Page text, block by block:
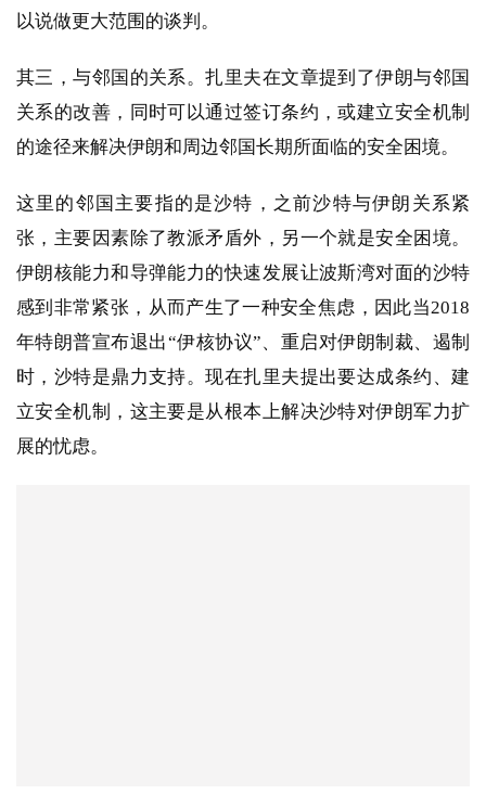
以说做更大范围的谈判。
其三，与邻国的关系。扎里夫在文章提到了伊朗与邻国
关系的改善，同时可以通过签订条约，或建立安全机制
的途径来解决伊朗和周边邻国长期所面临的安全困境。
这里的邻国主要指的是沙特，之前沙特与伊朗关系紧
张，主要因素除了教派矛盾外，另一个就是安全困境。
伊朗核能力和导弹能力的快速发展让波斯湾对面的沙特
感到非常紧张，从而产生了一种安全焦虑，因此当2018
年特朗普宣布退出“伊核协议”、重启对伊朗制裁、遏制
时，沙特是鼎力支持。现在扎里夫提出要达成条约、建
立安全机制，这主要是从根本上解决沙特对伊朗军力扩
展的忧虑。